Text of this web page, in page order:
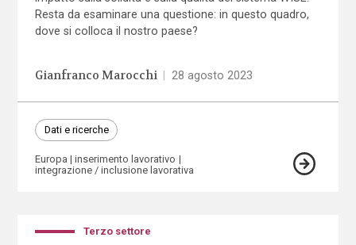
Resta da esaminare una questione: in questo quadro,
dove si colloca il nostro paese?
Gianfranco Marocchi 28 agosto 2023
Dati e ricerche
Europa
inserimento lavorativo
integrazione / inclusione lavorativa
Terzo settore